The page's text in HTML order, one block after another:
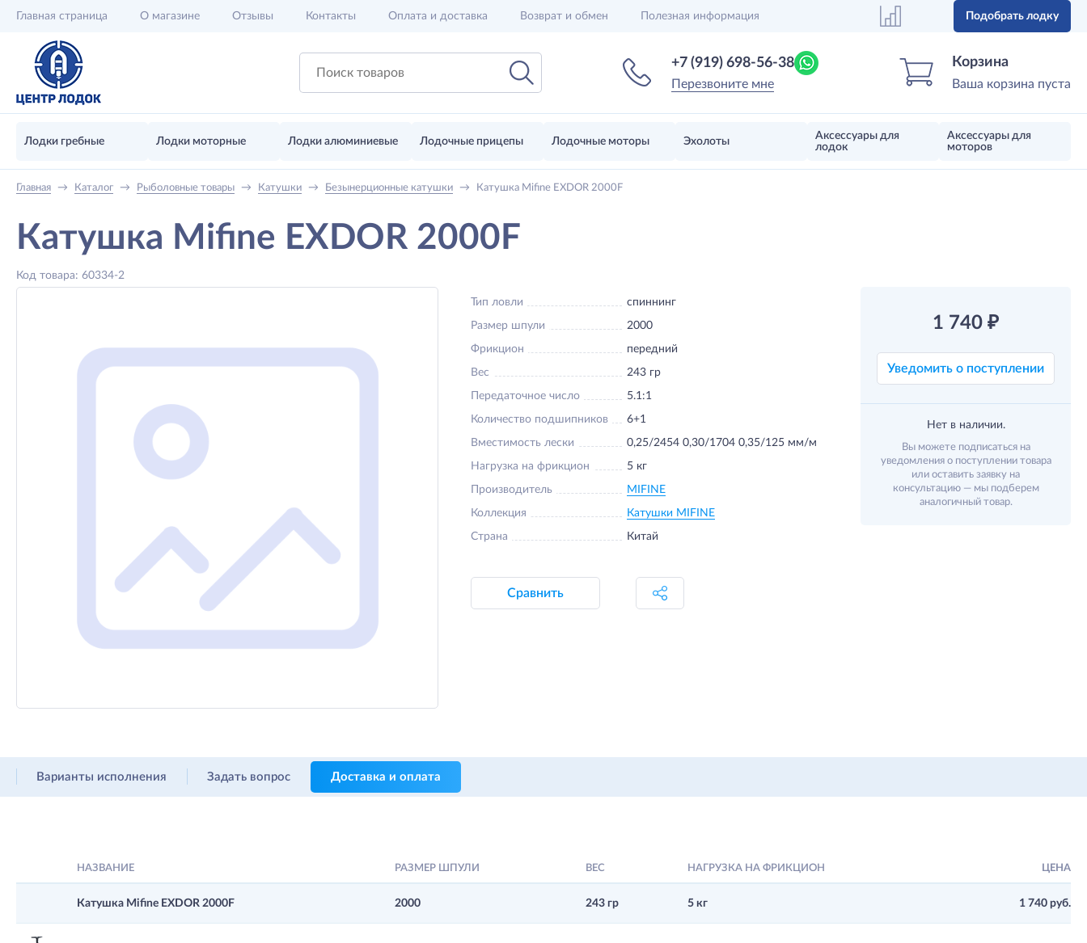
Главная страница О магазине Отзывы Контакты Оплата и доставка Возврат и обмен Полезная информация Подобрать лодку
Корзина
Ваша корзина пуста
+7 (919) 698-56-38
Перезвоните мне
Лодки гребные Лодки моторные Лодки алюминиевые Лодочные прицепы Лодочные моторы Эхолоты
Аксессуары для
лодок
Аксессуары для
моторов
Главная → Каталог → Рыболовные товары → Катушки → Безынерционные катушки → Катушка Mifine EXDOR 2000F
Катушка Mifine EXDOR 2000F
Код товара: 60334-2
1 740 ₽
Уведомить о поступлении
Нет в наличии.
Вы можете подписаться на
уведомления о поступлении товара
или оставить заявку на
консультацию — мы подберем
аналогичный товар.
Тип ловли спиннинг
Размер шпули 2000
Фрикцион передний
Вес 243 гр
Передаточное число 5.1:1
Количество подшипников 6+1
Вместимость лески 0,25/2454 0,30/1704 0,35/125 мм/м
Нагрузка на фрикцион 5 кг
Производитель MIFINE
Коллекция Катушки MIFINE
Страна Китай
Сравнить
Варианты исполнения Задать вопрос Доставка и оплата
НАЗВАНИЕ РАЗМЕР ШПУЛИ ВЕС НАГРУЗКА НА ФРИКЦИОН ЦЕНА
Катушка Mifine EXDOR 2000F 2000 243 гр 5 кг 1 740 руб.